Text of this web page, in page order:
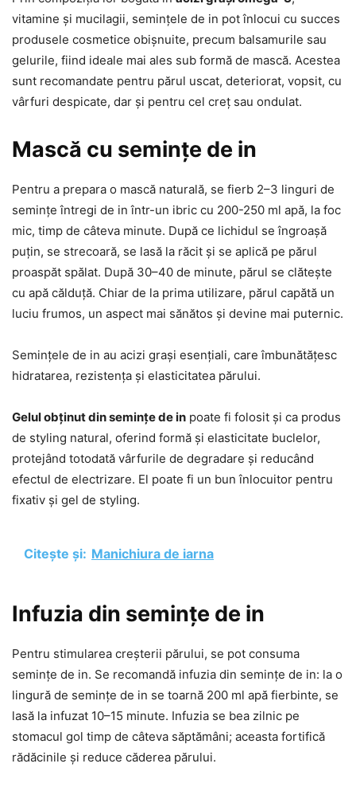
vitamine și mucilagii, semințele de in pot înlocui cu succes
produsele cosmetice obișnuite, precum balsamurile sau
gelurile, fiind ideale mai ales sub formă de mască. Acestea
sunt recomandate pentru părul uscat, deteriorat, vopsit, cu
vârfuri despicate, dar și pentru cel creț sau ondulat.
Mască cu semințe de in
Pentru a prepara o mască naturală, se fierb 2–3 linguri de
semințe întregi de in într-un ibric cu 200-250 ml apă, la foc
mic, timp de câteva minute. După ce lichidul se îngroașă
puțin, se strecoară, se lasă la răcit și se aplică pe părul
proaspăt spălat. După 30–40 de minute, părul se clătește
cu apă călduță. Chiar de la prima utilizare, părul capătă un
luciu frumos, un aspect mai sănătos și devine mai puternic.
Semințele de in au acizi grași esențiali, care îmbunătățesc
hidratarea, rezistența și elasticitatea părului.
Gelul obținut din semințe de in poate fi folosit și ca produs
de styling natural, oferind formă și elasticitate buclelor,
protejând totodată vârfurile de degradare și reducând
efectul de electrizare. El poate fi un bun înlocuitor pentru
fixativ și gel de styling.
Citește și: Manichiura de iarna
Infuzia din semințe de in
Pentru stimularea creșterii părului, se pot consuma
semințe de in. Se recomandă infuzia din semințe de in: la o
lingură de semințe de in se toarnă 200 ml apă fierbinte, se
lasă la infuzat 10–15 minute. Infuzia se bea zilnic pe
stomacul gol timp de câteva săptămâni; aceasta fortifică
rădăcinile și reduce căderea părului.